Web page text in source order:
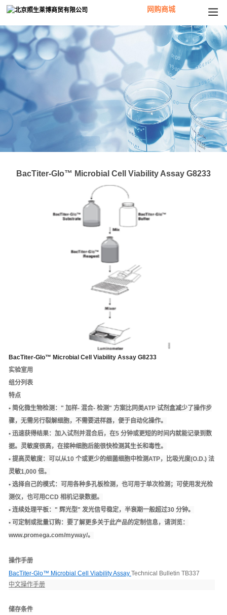
网购商城
BacTiter-Glo™ Microbial Cell Viability Assay G8233
BacTiter-Glo™ Microbial Cell Viability Assay G8233
实验室用
组分列表
特点
• 简化微生物检测： " 加样- 混合- 检测" 方案比同类ATP 试剂盒减少了操作步
骤，无需另行裂解细胞，不需要进样器，便于自动化操作。
• 迅速获得结果： 加入试剂并混合后，在5 分钟或更短的时间内就能记录到数
据。灵敏度很高，在接种细胞后能很快检测其生长和毒性。
• 提高灵敏度：
可以从10 个或更少的细菌细胞中检测ATP，比吸光度(O.D.) 法
灵敏1,000 倍。
• 选择自己的模式：
可用各种多孔板检测，也可用于单次检测；可使用发光检
测仪，也可用CCD 相机记录数据。
• 连续处理平板： " 辉光型" 发光信号稳定，半衰期一般超过30 分钟。
• 可定制或批量订购： 要了解更多关于此产品的定制信息，请浏览：
www.promega.com/myway/。
操作手册
BacTiter-Glo™ Microbial Cell Viability Assay Technical Bulletin TB337
中文操作手册
储存条件